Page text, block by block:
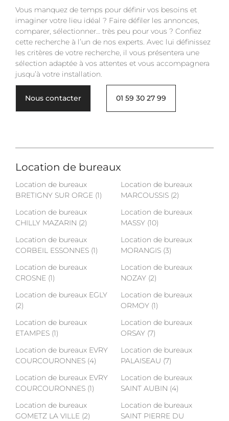
Vous manquez de temps pour définir vos besoins et
imaginer votre lieu idéal ? Faire défiler les annonces,
comparer, sélectionner… très peu pour vous ? Confiez
cette recherche à l’un de nos experts. Avec lui définissez
les critères de votre recherche, il vous présentera une
sélection adaptée à vos attentes et vous accompagnera
jusqu’à votre installation.
Nous contacter 01 59 30 27 99
Location de bureaux
Location de bureaux
BRETIGNY SUR ORGE (1)
Location de bureaux
CHILLY MAZARIN (2)
Location de bureaux
CORBEIL ESSONNES (1)
Location de bureaux
CROSNE (1)
Location de bureaux EGLY
(2)
Location de bureaux
ETAMPES (1)
Location de bureaux EVRY
COURCOURONNES (4)
Location de bureaux EVRY
COURCOURONNES (1)
Location de bureaux
GOMETZ LA VILLE (2)
Location de bureaux
MARCOUSSIS (2)
Location de bureaux
MASSY (10)
Location de bureaux
MORANGIS (3)
Location de bureaux
NOZAY (2)
Location de bureaux
ORMOY (1)
Location de bureaux
ORSAY (7)
Location de bureaux
PALAISEAU (7)
Location de bureaux
SAINT AUBIN (4)
Location de bureaux
SAINT PIERRE DU